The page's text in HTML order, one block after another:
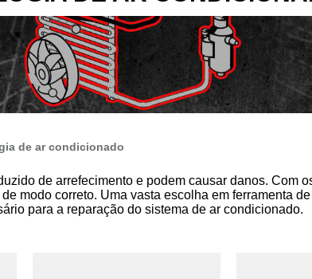
de ar condicionado
de arrefecimento e podem causar danos. Com
modo correto. Uma vasta escolha em ferramenta
para a reparação do sistema de ar condicionado.